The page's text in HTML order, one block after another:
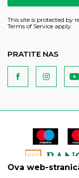
This site is protected by
Terms of Service apply.
PRATITE NAS
Ova web-